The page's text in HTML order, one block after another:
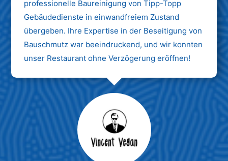
professionelle Baureinigung von Tipp-Topp
Gebäudedienste in einwandfreiem Zustand
übergeben. Ihre Expertise in der Beseitigung von
Bauschmutz war beeindruckend, und wir konnten
unser Restaurant ohne Verzögerung eröffnen!